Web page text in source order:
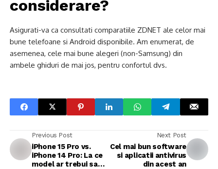
considerare?
Asigurati-va ca consultati comparatiile ZDNET ale celor mai
bune telefoane si Android disponibile. Am enumerat, de
asemenea, cele mai bune alegeri (non-Samsung) din
ambele ghiduri de mai jos, pentru confortul dvs.
Previous Post
iPhone 15 Pro vs.
iPhone 14 Pro: La ce
model ar trebui sa
Next Post
Cel mai bun software
si aplicatii antivirus
din acest an